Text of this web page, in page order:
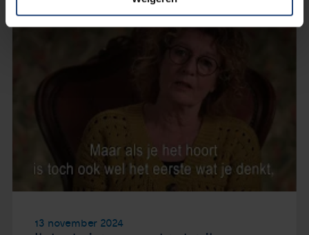
13 november 2024